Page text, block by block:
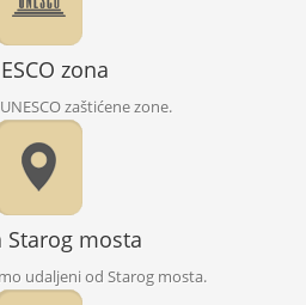
zona
zaštićene zone.
Starog mosta
udaljeni od Starog mosta.